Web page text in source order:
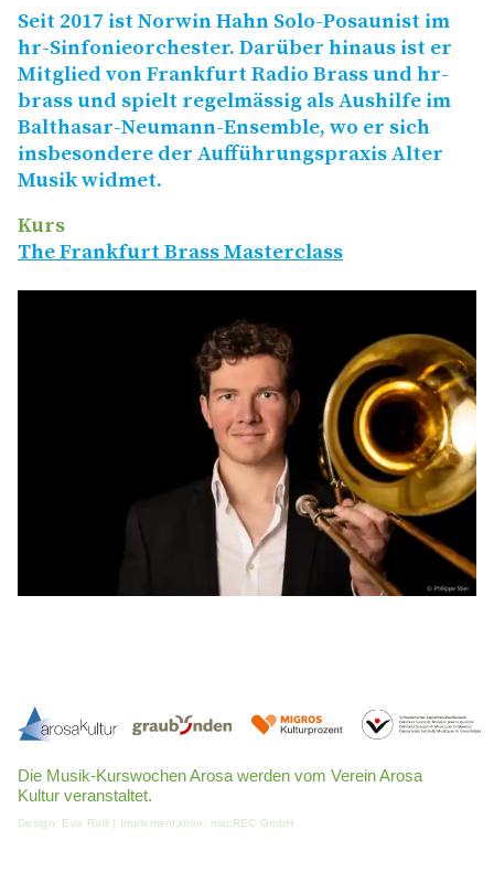
Seit 2017 ist Norwin Hahn Solo-Posaunist im
hr-Sinfonieorchester. Darüber hinaus ist er
Mitglied von Frankfurt Radio Brass und hr-
brass und spielt regelmässig als Aushilfe im
Balthasar-Neumann-Ensemble, wo er sich
insbesondere der Aufführungspraxis Alter
Musik widmet.
Kurs
The Frankfurt Brass Masterclass
Die Musik-Kurswochen Arosa werden vom Verein Arosa
Kultur veranstaltet.
Design: Eva Rolli | Implementation: macREC GmbH